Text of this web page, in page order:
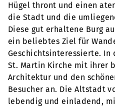
Hügel thront und einen
die Stadt und die
Diese gut erhaltene Burg
ein beliebtes Ziel für
Geschichtsinteressierte.
St. Martin Kirche mit ihrer
Architektur und den
Besucher an. Die Altstadt
lebendig und einladend,